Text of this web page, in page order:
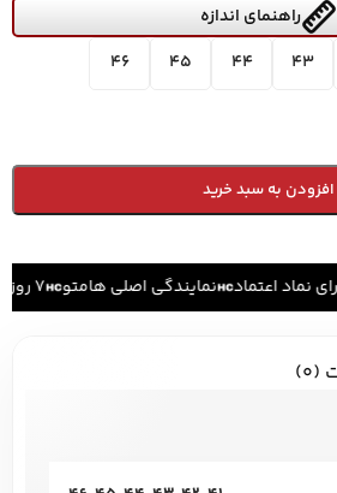
راهنمای اندازه
43
44
45
46
افزودن به سبد خرید
نماد اعتماد نمایندگی اصلی هامتو ۷ روز ضمانت بازگشت کالا
(0)